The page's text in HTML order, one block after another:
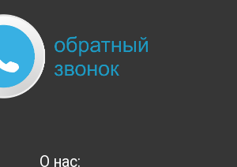
О нас: